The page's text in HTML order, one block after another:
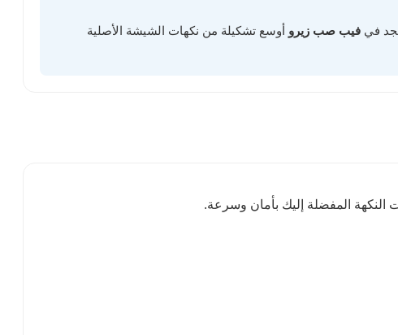
فيب صب زيرو أوسع تشكيلة من نكهات الشيشة الأصلية
المفضلة إليك بأمان وسرعة.